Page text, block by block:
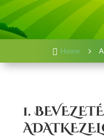
 Home 5
1.